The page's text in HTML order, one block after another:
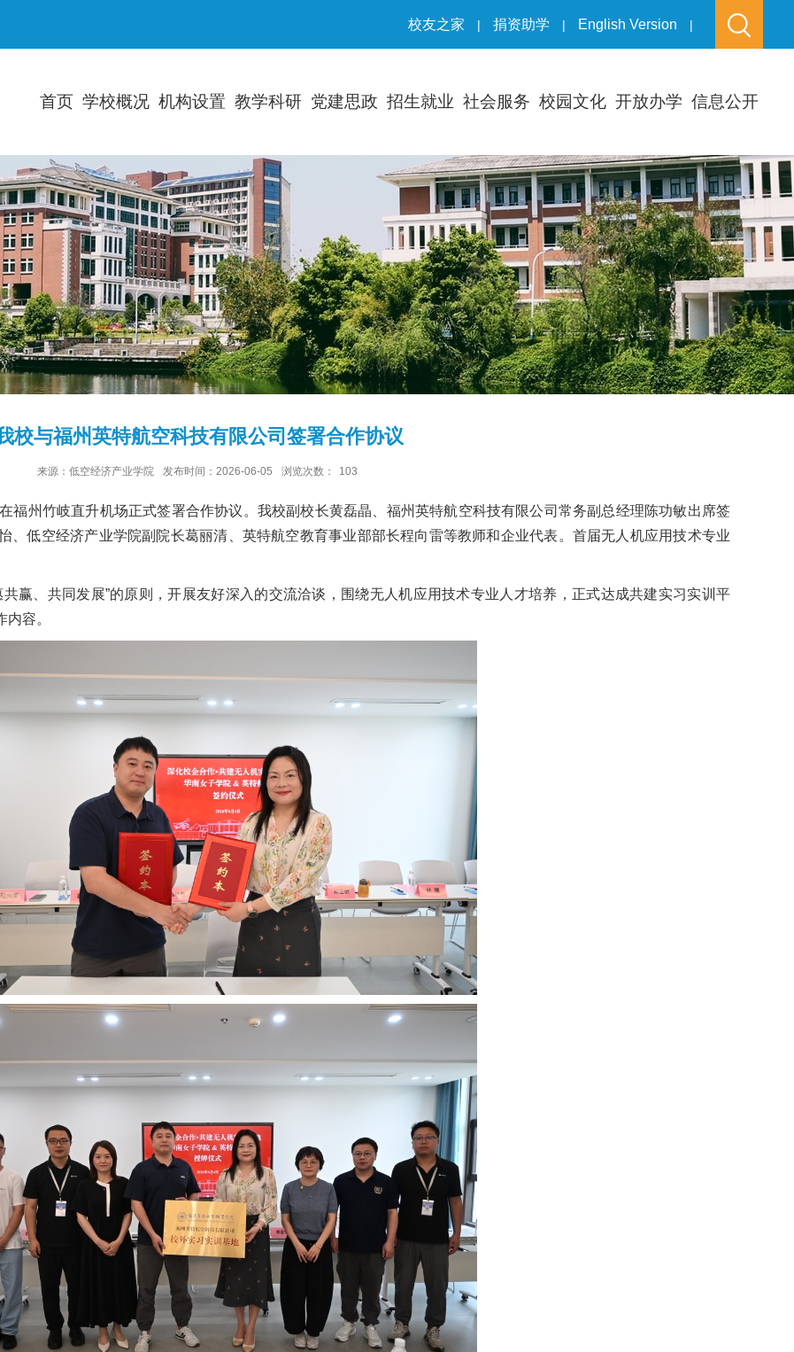
校友之家 | 捐资助学 | English Version |
首页 学校概况 机构设置 教学科研 党建思政 招生就业 社会服务 校园文化 开放办学 信息公开
校与福州英特航空科技有限公司签署合作协议
来源：低空经济产业学院 发布时间：2026-06-05 浏览次数： 103
福州竹岐直升机场正式签署合作协议。我校副校长黄磊晶、福州英特航空科技有限公司常务副总经理陈功敏出席签
、低空经济产业学院副院长葛丽清、英特航空教育事业部部长程向雷等教师和企业代表。首届无人机应用技术专业
赢、共同发展”的原则，开展友好深入的交流洽谈，围绕无人机应用技术专业人才培养，正式达成共建实习实训平
容。